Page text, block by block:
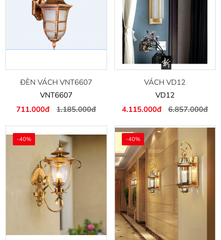
ĐÈN VÁCH VNT6607
VNT6607
711.000đ
1.185.000đ
VÁCH VD12
VD12
4.115.000đ
6.857.000đ
-40% -40%